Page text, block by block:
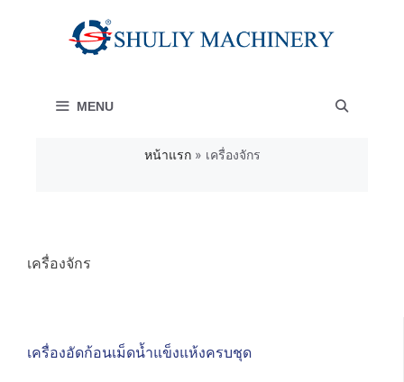
MENU
หน้าแรก» เครื่องจักร
เครื่องจักร
เครื่องอัดก้อนเม็ดน้ำแข็งแห้งครบชุด